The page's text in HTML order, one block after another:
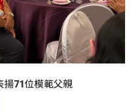
揚71位模範父親